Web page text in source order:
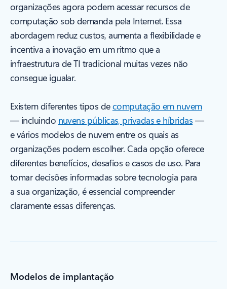
organizações agora podem acessar recursos de
computação sob demanda pela Internet. Essa
abordagem reduz custos, aumenta a flexibilidade e
incentiva a inovação em um ritmo que a
infraestrutura de TI tradicional muitas vezes não
consegue igualar.
Existem diferentes tipos decomputação em nuvem
— incluindo nuvens públicas, privadas e híbridas —
e vários modelos de nuvem entre os quais as
organizações podem escolher. Cada opção oferece
diferentes benefícios, desafios e casos de uso. Para
tomar decisões informadas sobre tecnologia para
a sua organização, é essencial compreender
claramente essas diferenças.
Modelos de implantação